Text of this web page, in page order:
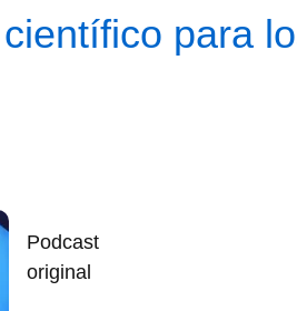
para
Podcast
original